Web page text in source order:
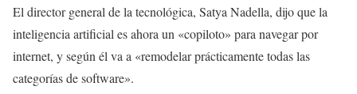
El director general de la tecnológica, Satya Nadella, dijo que la
inteligencia artificial es ahora un «copiloto» para navegar por
internet, y según él va a «remodelar prácticamente todas las
categorías de software».